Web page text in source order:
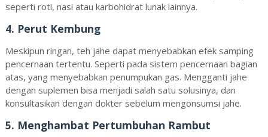
seperti roti, nasi atau karbohidrat lunak lainnya.
4. Perut Kembung
Meskipun ringan, teh jahe dapat menyebabkan efek samping
pencernaan tertentu. Seperti pada sistem pencernaan bagian
atas, yang menyebabkan penumpukan gas. Mengganti jahe
dengan suplemen bisa menjadi salah satu solusinya, dan
konsultasikan dengan dokter sebelum mengonsumsi jahe.
5. Menghambat Pertumbuhan Rambut